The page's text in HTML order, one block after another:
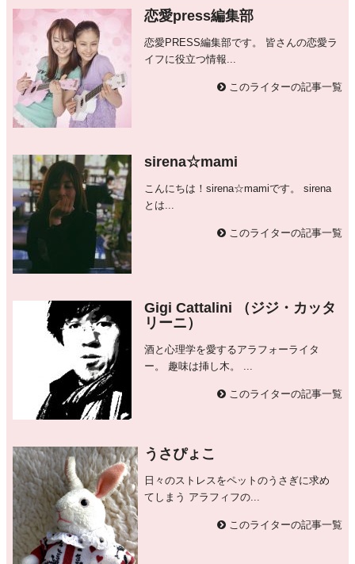
恋愛press編集部
恋愛PRESS編集部です。 皆さんの恋愛ラ
イフに役立つ情報...
このライターの記事一覧
sirena☆mami
こんにちは！sirena☆mamiです。 sirena
とは...
このライターの記事一覧
Gigi Cattalini （ジジ・カッタ
リーニ）
酒と心理学を愛するアラフォーライタ
ー。 趣味は挿し木。 ...
このライターの記事一覧
うさぴょこ
日々のストレスをペットのうさぎに求め
てしまう アラフィフの...
このライターの記事一覧